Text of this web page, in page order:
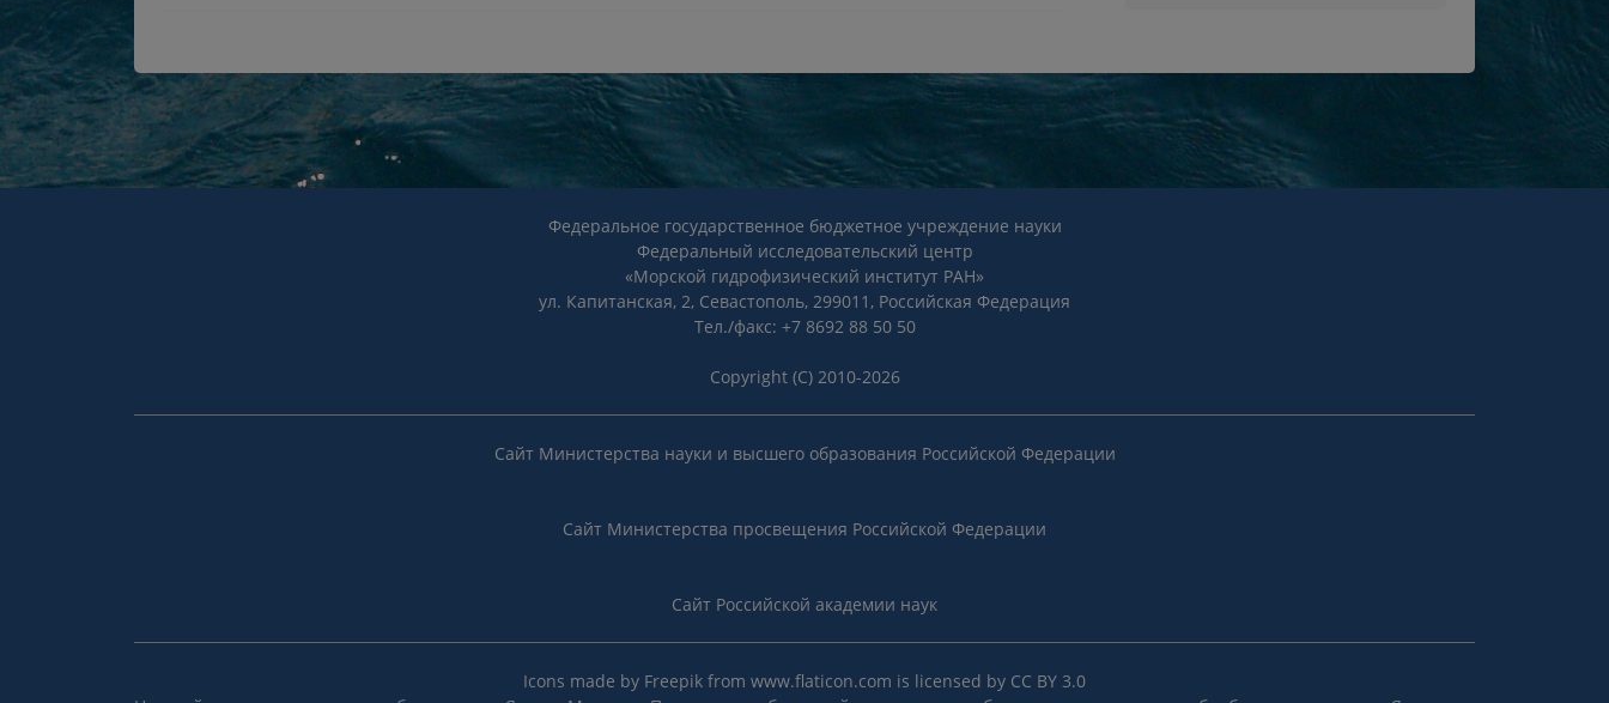
Федеральное государственное бюджетное учреждение науки
Федеральный исследовательский центр
«Морской гидрофизический институт РАН»
ул. Капитанская, 2, Севастополь, 299011, Российская Федерация
Тел./факс: +7 8692 88 50 50
Copyright (C) 2010-2026
Сайт Министерства науки и высшего образования Российской Федерации
Сайт Министерства просвещения Российской Федерации
Сайт Российской академии наук
Icons made by Freepik from www.flaticon.com is licensed by CC BY 3.0